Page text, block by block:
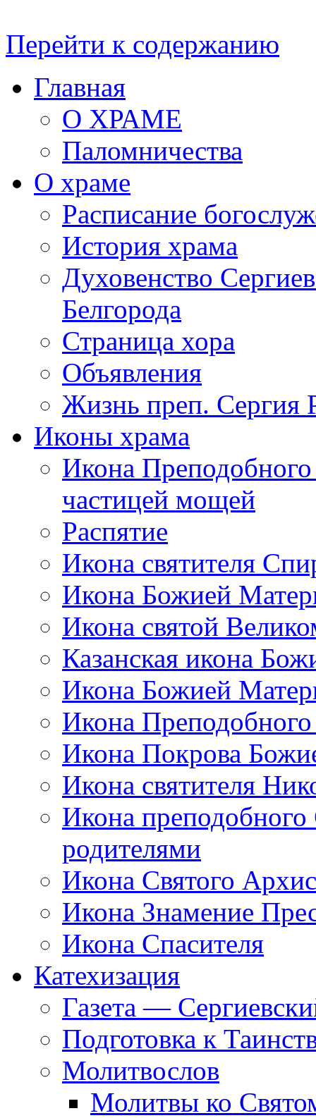
Перейти к содержанию
Главная
О ХРАМЕ
Паломничества
О храме
Расписание
История храма
Духовенство
Белгорода
Страница хора
Объявления
Жизнь преп. Сергия
Иконы храма
Икона
частицей мощей
Распятие
Икона святителя
Икона Божией
Икона святой
Казанская икона
Икона Божией
Икона
Икона Покрова
Икона святителя
Икона преподобного
родителями
Икона Святого
Икона Знамение
Икона Спасителя
Катехизация
Газета —
Подготовка к
Молитвослов
Молитвы ко